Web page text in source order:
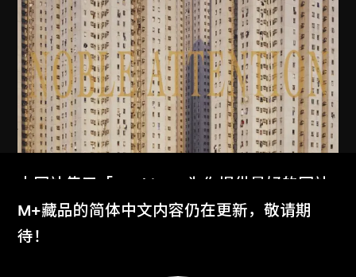
MAP Office、古儒郎
家景
本网站使用「Cookies」为你提供最好的网站
体验。
了解更多
M+藏品的简体中文内容仍在更新，敬请期
待！